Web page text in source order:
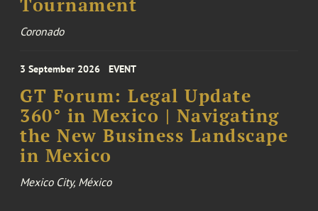
Tournament
Coronado
3 September 2026 EVENT
GT Forum: Legal Update
360° in Mexico | Navigating
the New Business Landscape
in Mexico
Mexico City, México